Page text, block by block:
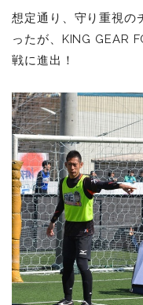
想定通り、守り重視の
ったが、KING GEAR
戦に進出！